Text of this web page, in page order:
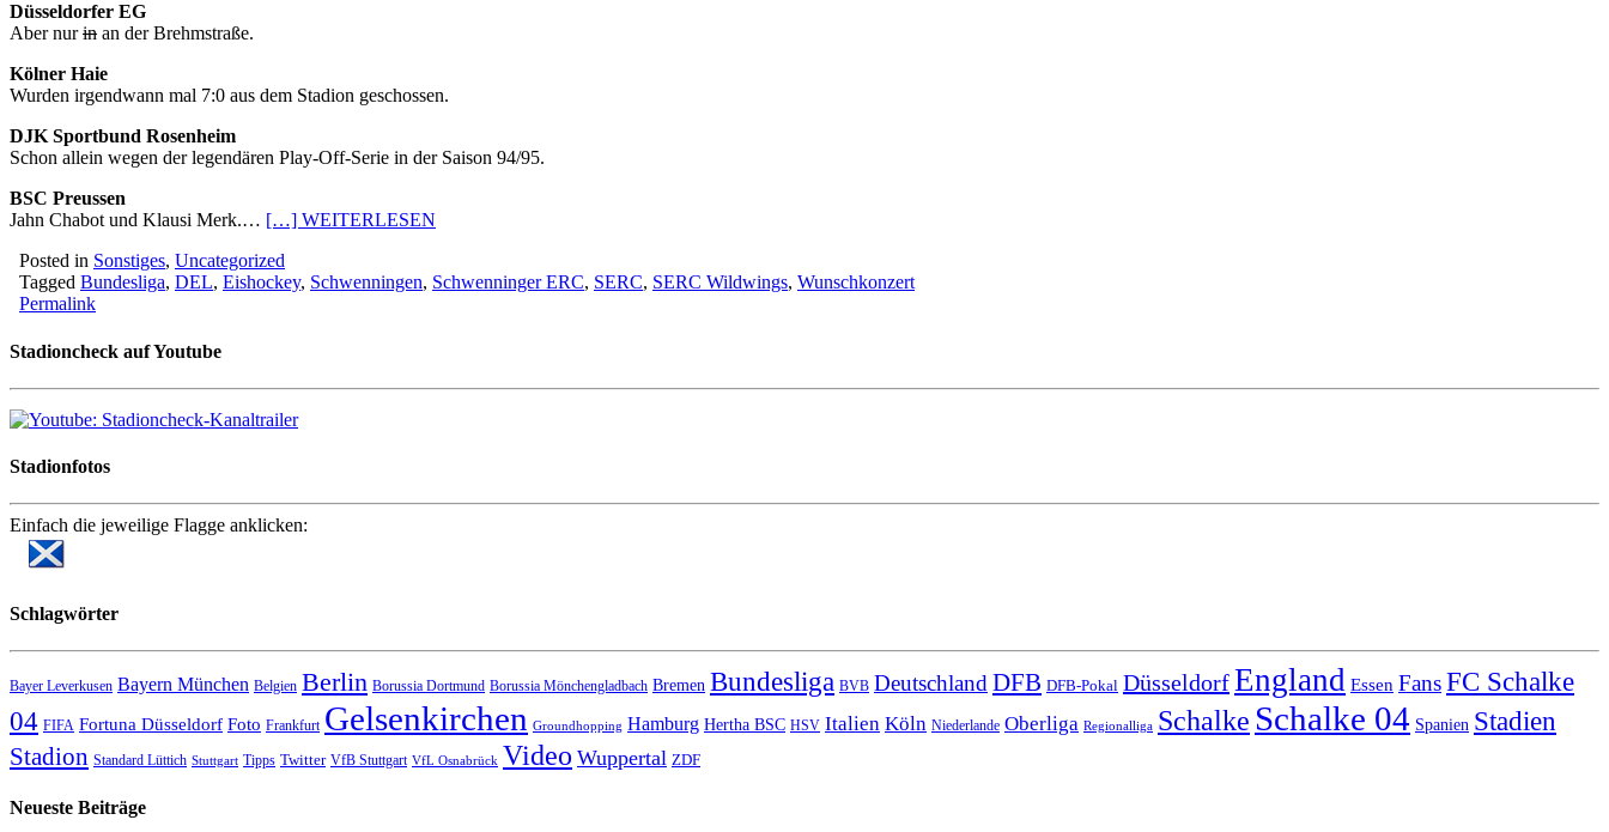
Düsseldorfer EG
Aber nurin an der Brehmstraße.
Kölner Haie
Wurden irgendwann mal 7:0 aus dem Stadion geschossen.
DJK Sportbund Rosenheim
Schon allein wegen der legendären Play-Off-Serie in der Saison 94/95.
BSC Preussen
Jahn Chabot und Klausi Merk.… […] WEITERLESEN
Posted in Sonstiges, Uncategorized
Tagged Bundesliga, DEL, Eishockey, Schwenningen, Schwenninger ERC, SERC, SERC Wildwings, Wunschkonzert
Permalink
Stadioncheck auf Youtube
Stadionfotos
Einfach die jeweilige Flagge anklicken:
Schlagwörter
Bayer Leverkusen Bayern München Belgien Berlin Borussia Dortmund Borussia Mönchengladbach Bremen Bundesliga BVB Deutschland DFB DFB-Pokal DüsseldorfEngland Essen FansFC Schalke
04 FIFA Fortuna Düsseldorf Foto Frankfurt Gelsenkirchen Groundhopping Hamburg Hertha BSC HSV Italien Köln Niederlande Oberliga Regionalliga Schalke Schalke 04 Spanien Stadien
Stadion Standard Lüttich Stuttgart Tipps Twitter VfB Stuttgart VfL Osnabrück Video Wuppertal ZDF
Neueste Beiträge